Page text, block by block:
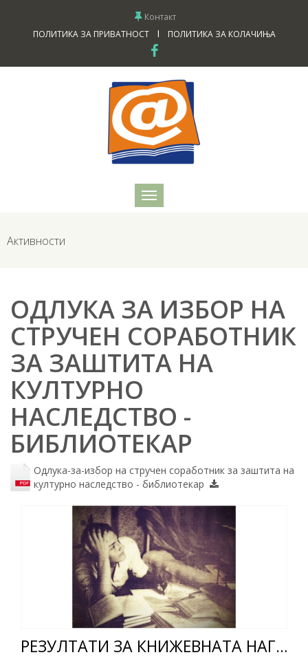
Контакт
ПОЛИТИКА ЗА ПРИВАТНОСТ
I ПОЛИТИКА ЗА КОЛАЧИЊА
Активности
ОДЛУКА ЗА ИЗБОР НА
СТРУЧЕН СОРАБОТНИК
ЗА ЗАШТИТА НА
КУЛТУРНО
НАСЛЕДСТВО -
БИБЛИОТЕКАР
Одлука-за-избор на стручен соработник за заштита на
културно наследство - библиотекар
РЕЗУЛТАТИ ЗА КНИЖЕВНАТА НАГРАДА „КАРАМАНОВ 2022“ - ЗА МАКЕДОНСКИ АВТОРИ